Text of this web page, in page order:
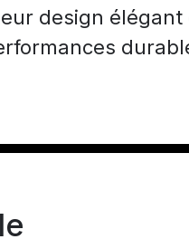
design